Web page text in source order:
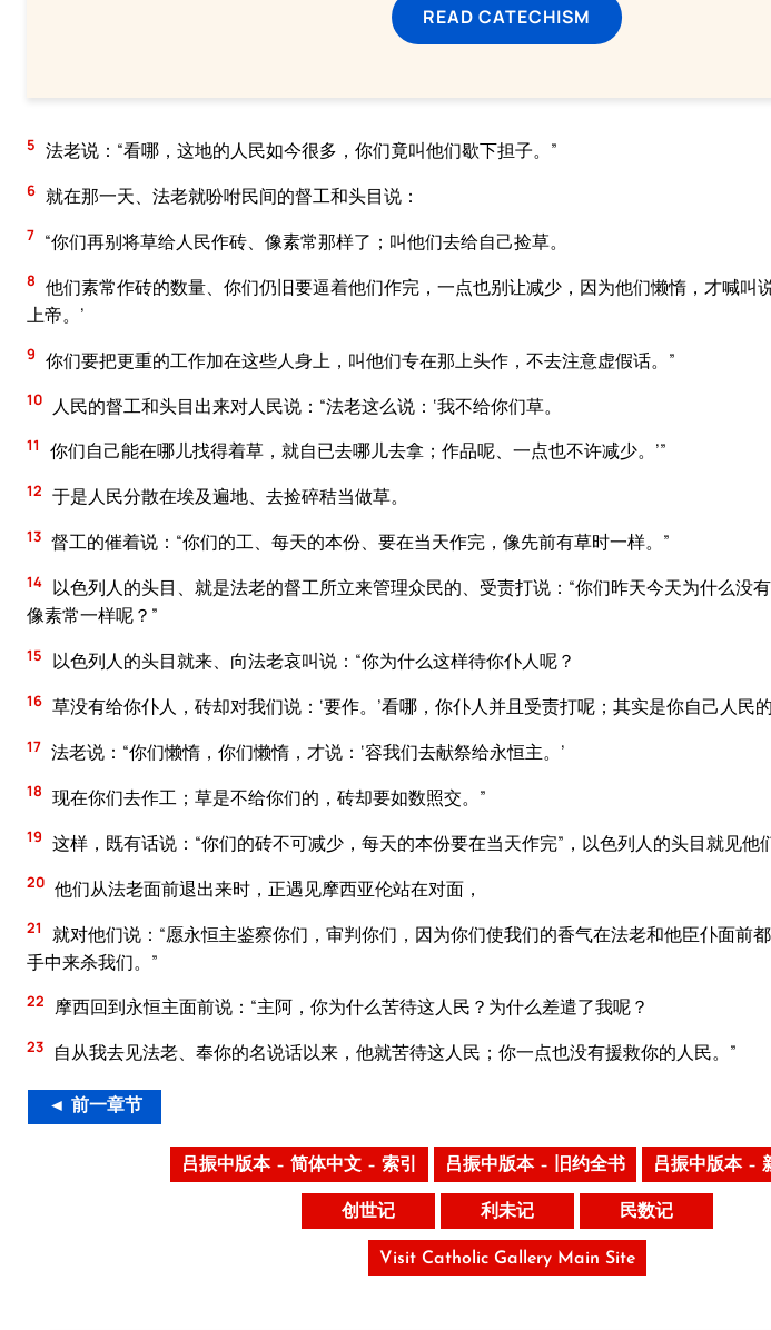
READ CATECHISM
5 法老说：“看哪，这地的人民如今很多，你们竟叫他们歇下担子。”
6 就在那一天、法老就吩咐民间的督工和头目说：
7 “你们再别将草给人民作砖、像素常那样了；叫他们去给自己捡草。
8 他们素常作砖的数量、你们仍旧要逼着他们作完，一点也别让减少，因为他们懒惰，才喊叫
上帝。’
9 你们要把更重的工作加在这些人身上，叫他们专在那上头作，不去注意虚假话。”
10 人民的督工和头目出来对人民说：“法老这么说：‘我不给你们草。
11 你们自己能在哪儿找得着草，就自已去哪儿去拿；作品呢、一点也不许减少。’”
12 于是人民分散在埃及遍地、去捡碎秸当做草。
13 督工的催着说：“你们的工、每天的本份、要在当天作完，像先前有草时一样。”
14 以色列人的头目、就是法老的督工所立来管理众民的、受责打说：“你们昨天今天为什么没
像素常一样呢？”
15 以色列人的头目就来、向法老哀叫说：“你为什么这样待你仆人呢？
16 草没有给你仆人，砖却对我们说：‘要作。’看哪，你仆人并且受责打呢；其实是你自己人民
17 法老说：“你们懒惰，你们懒惰，才说：‘容我们去献祭给永恒主。’
18 现在你们去作工；草是不给你们的，砖却要如数照交。”
19 这样，既有话说：“你们的砖不可减少，每天的本份要在当天作完”，以色列人的头目就见他
20 他们从法老面前退出来时，正遇见摩西亚伦站在对面，
21
就对他们说：“愿永恒主鉴察你们，审判你们，因为你们使我们的香气在法老和他臣仆面前
手中来杀我们。”
22 摩西回到永恒主面前说：“主阿，你为什么苦待这人民？为什么差遣了我呢？
23 自从我去见法老、奉你的名说话以来，他就苦待这人民；你一点也没有援救你的人民。”
◄ 前一章节
吕振中版本 – 简体中文 – 索引 吕振中版本 – 旧约全书 吕振中版本 –
创世记 利未记 民数记
Visit Catholic Gallery Main Site